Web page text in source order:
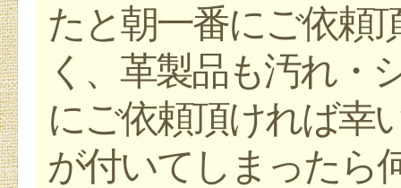
たと朝一番にご依頼
く、革製品も汚れ・
にご依頼頂ければ幸
が付いてしまったら